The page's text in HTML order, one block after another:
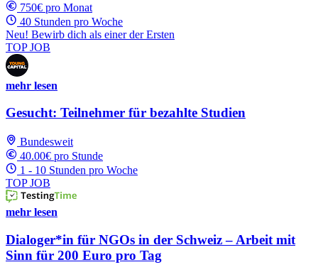
750€ pro Monat
40 Stunden pro Woche
Neu! Bewirb dich als einer der Ersten
TOP JOB
mehr lesen
Gesucht: Teilnehmer für bezahlte Studien
Bundesweit
40.00€ pro Stunde
1 - 10 Stunden pro Woche
TOP JOB
mehr lesen
Dialoger*in für NGOs in der Schweiz – Arbeit mit
Sinn für 200 Euro pro Tag